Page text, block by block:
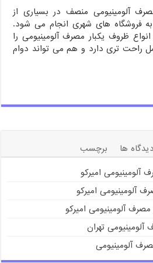
آلومینیومی منصف در بسیاری از
به فروشگاه های شهری انجام می شود.
ظروف یکبار مصرف آلومینیومی را
راحت تری دارد و هم می تواند دوام
دیدگاه ها
برچسب
امیرکو
آلومینیومی امیرکو
آلومینیومی امیرکو
تهران
آلومینیومی